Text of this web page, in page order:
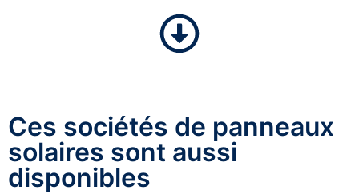
Ces sociétés de panneaux
solaires sont aussi
disponibles